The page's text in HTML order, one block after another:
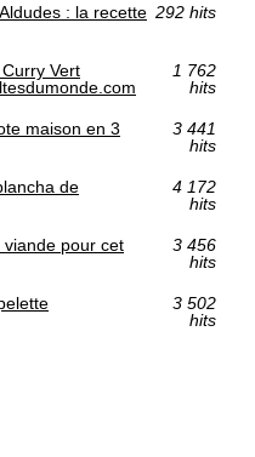
: la recette 292 hits
Vert
1 762
hits
maison en 3
3 441
hits
de
4 172
hits
pour cet
3 456
hits
3 502
hits